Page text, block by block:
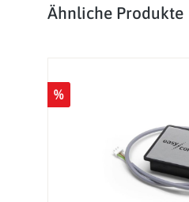
Produktgalerie überspringen
Ähnliche Produkte
%